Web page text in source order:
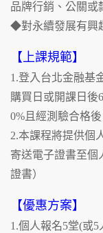
品牌行銷、公關或
◆對永續發展有興
【上課規範】
1.登入台北金融基
購買日或開課日後
0%且經測驗合格
2.本課程將提供個
寄送電子證書至個
證書）
【優惠方案】
1.個人報名5堂(或5